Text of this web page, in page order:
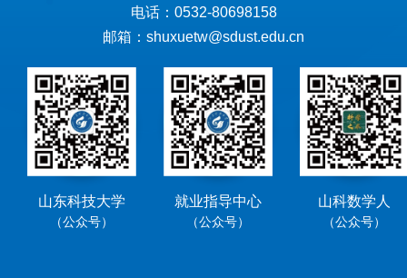
电话：0532-80698158
邮箱：shuxuetw@sdust.edu.cn
山东科技大学
（公众号）
就业指导中心
（公众号）
山科数学人
（公众号）